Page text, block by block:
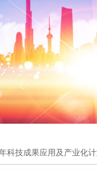
科技成果应用及产业化